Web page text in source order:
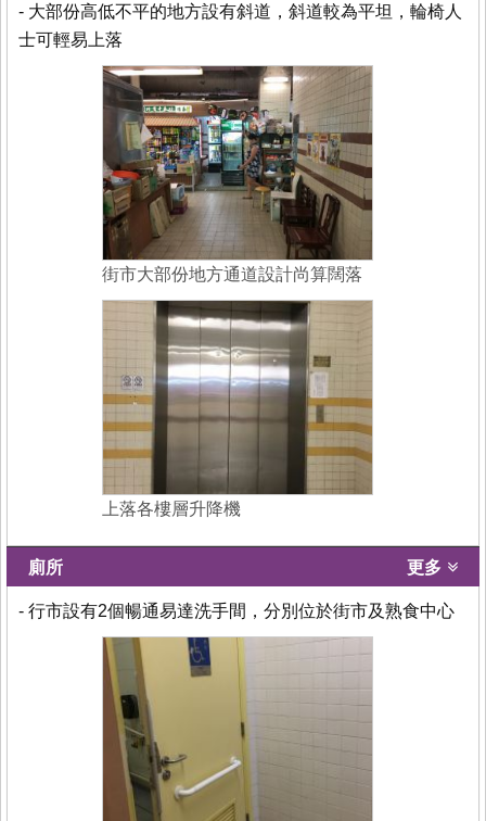
- 大部份高低不平的地方設有斜道，斜道較為平坦，輪椅人
士可輕易上落
街市大部份地方通道設計尚算闊落
上落各樓層升降機
廁所 更多
- 行市設有2個暢通易達洗手間，分別位於街市及熟食中心